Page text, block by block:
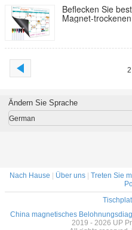
Beflecken Sie
Magnet-
Ändern Sie Sprache
German
Nach Hause Über uns Treten Sie
China magnetisches
2019 - 2026 UP